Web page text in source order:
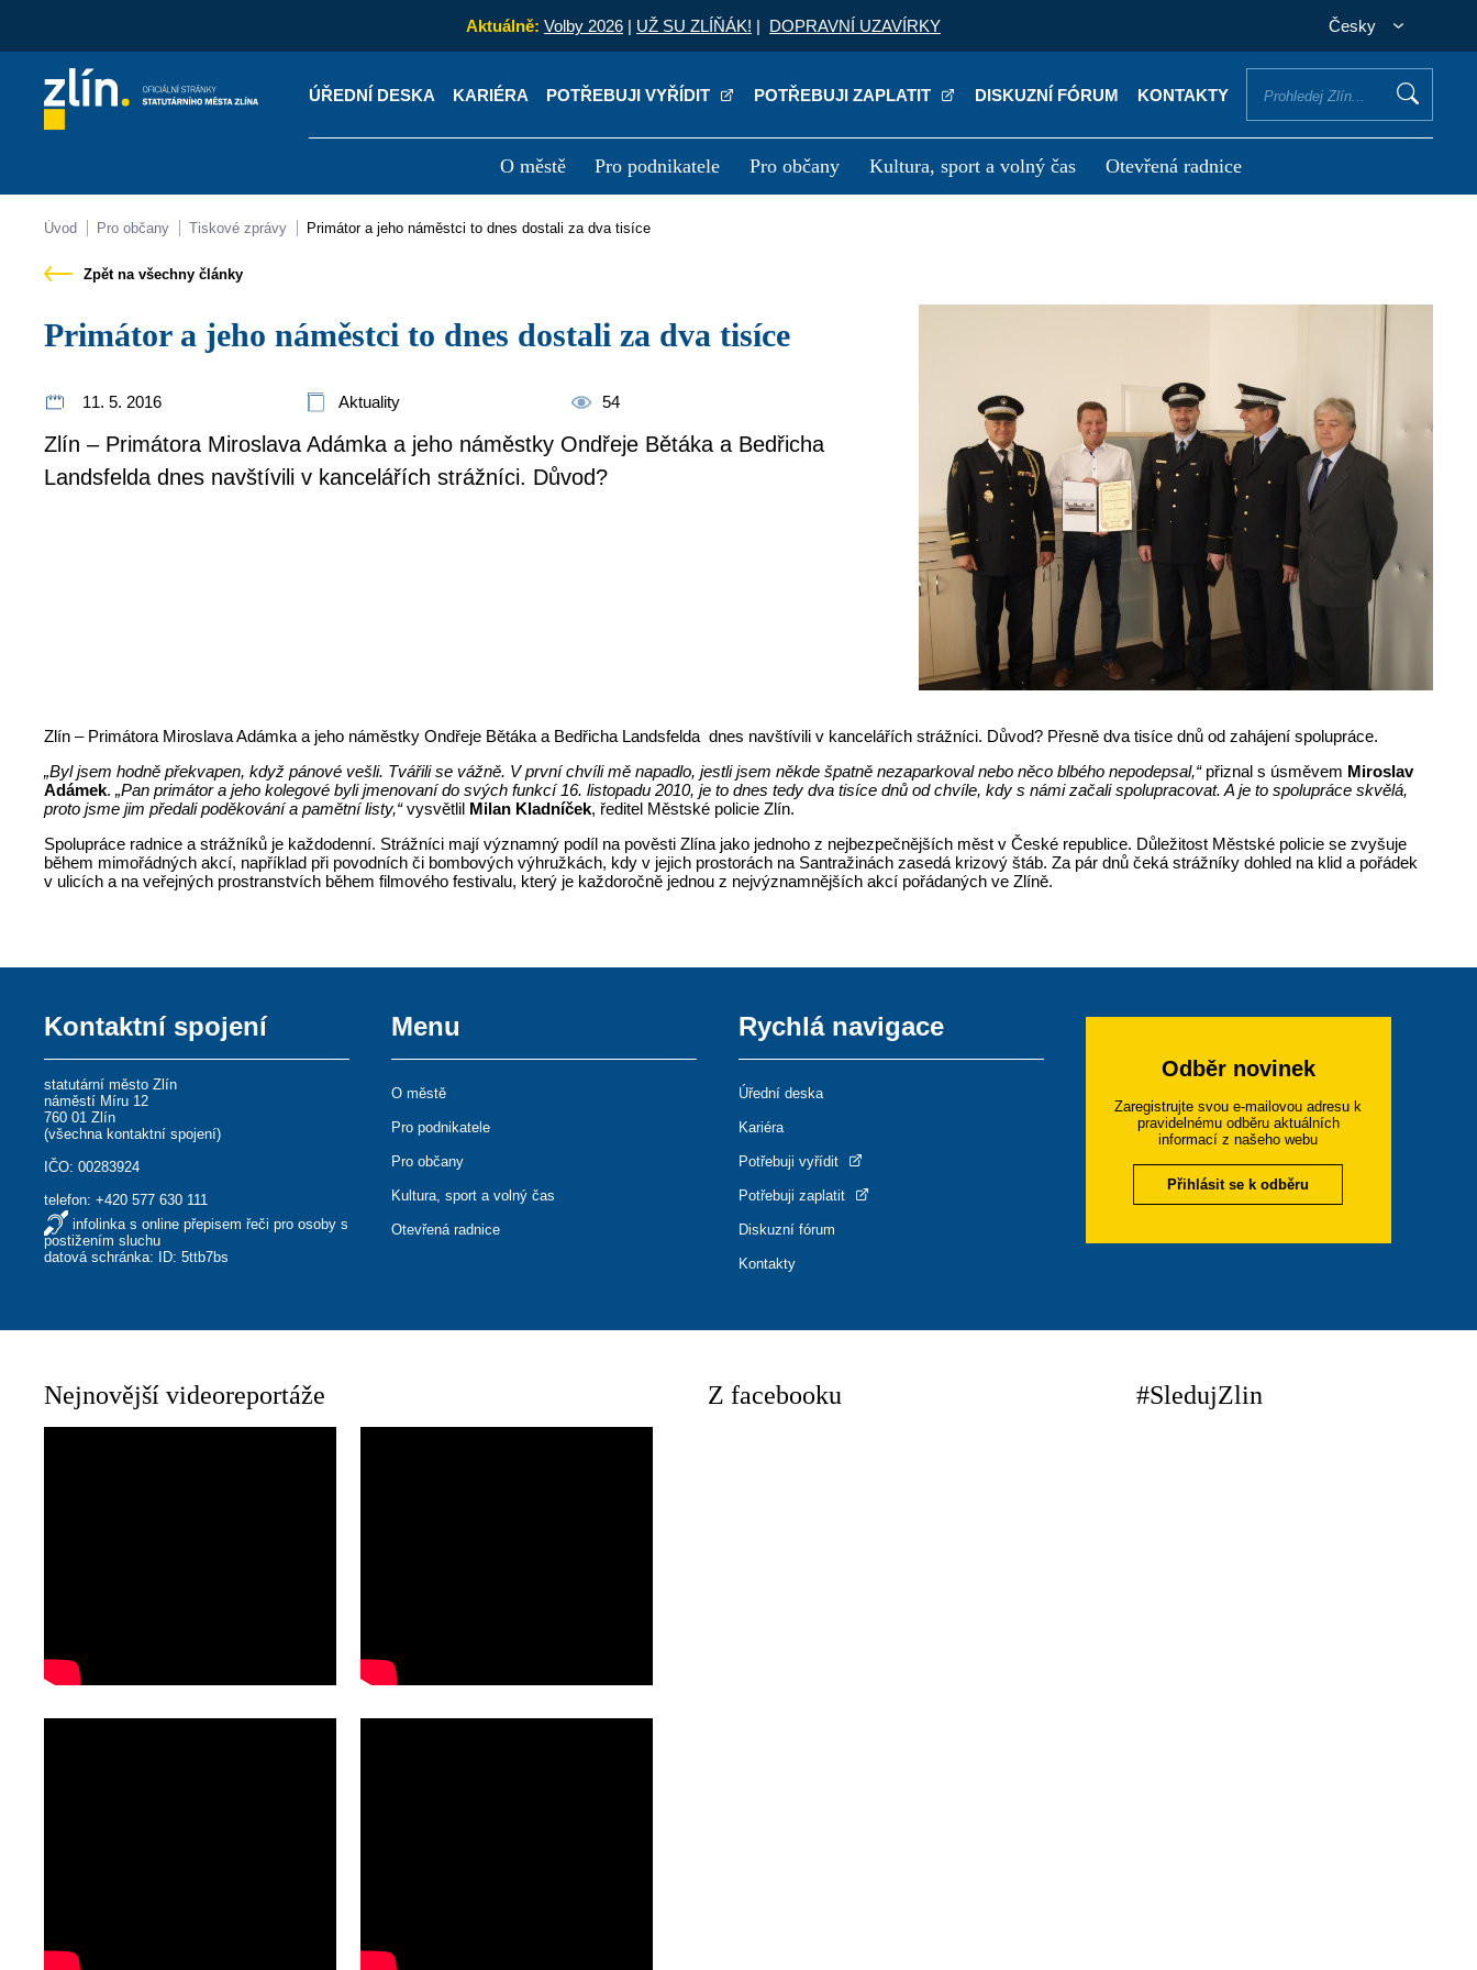
Aktuálně: Volby 2026 | UŽ SU ZLÍŇÁK! | DOPRAVNÍ UZAVÍRKY Česky
ÚŘEDNÍ DESKA KARIÉRA POTŘEBUJI VYŘÍDIT POTŘEBUJI ZAPLATIT DISKUZNÍ FÓRUM KONTAKTY
O městě Pro podnikatele Pro občany Kultura, sport a volný čas Otevřená radnice
Kontakty Úřední deska
Úvod Pro občany Tiskové zprávy Primátor a jeho náměstci to dnes dostali za dva tisíce
Zpět na všechny články
Primátor a jeho náměstci to dnes dostali za dva tisíce
11. 5. 2016 Aktuality 54
Zlín – Primátora Miroslava Adámka a jeho náměstky Ondřeje Bětáka a Bedřicha
Landsfelda dnes navštívili v kancelářích strážníci. Důvod?
Zlín – Primátora Miroslava Adámka a jeho náměstky Ondřeje Bětáka a Bedřicha Landsfelda dnes navštívili v kancelářích strážníci. Důvod? Přesně dva tisíce dnů od zahájení spolupráce.
„Byl jsem hodně překvapen, když pánové vešli. Tvářili se vážně. V první chvíli mě napadlo, jestli jsem někde špatně nezaparkoval nebo něco blbého nepodepsal,“přiznal s úsměvem Miroslav
Adámek.„Pan primátor a jeho kolegové byli jmenovaní do svých funkcí 16. listopadu 2010, je to dnes tedy dva tisíce dnů od chvíle, kdy s námi začali spolupracovat. A je to spolupráce skvělá,
proto jsme jim předali poděkování a pamětní listy,“vysvětlil Milan Kladníček, ředitel Městské policie Zlín.
Spolupráce radnice a strážníků je každodenní. Strážníci mají významný podíl na pověsti Zlína jako jednoho z nejbezpečnějších měst v České republice. Důležitost Městské policie se zvyšuje
během mimořádných akcí, například při povodních či bombových výhružkách, kdy v jejich prostorách na Santražinách zasedá krizový štáb. Za pár dnů čeká strážníky dohled na klid a pořádek
v ulicích a na veřejných prostranstvích během filmového festivalu, který je každoročně jednou z nejvýznamnějších akcí pořádaných ve Zlíně.
Kontaktní spojení
statutární město Zlín
náměstí Míru 12
760 01 Zlín
(všechna kontaktní spojení)
IČO: 00283924
telefon:+420 577 630 111
infolinka s online přepisem řeči pro osoby s
postižením sluchu
datová schránka: ID: 5ttb7bs
Menu
O městě
Pro podnikatele
Pro občany
Kultura, sport a volný čas
Otevřená radnice
Rychlá navigace
Úřední deska
Kariéra
Potřebuji vyřídit
Potřebuji zaplatit
Diskuzní fórum
Kontakty
Odběr novinek
Zaregistrujte svou e-mailovou adresu k
pravidelnému odběru aktuálních
informací z našeho webu
Přihlásit se k odběru
Nejnovější videoreportáže Z facebooku #SledujZlin